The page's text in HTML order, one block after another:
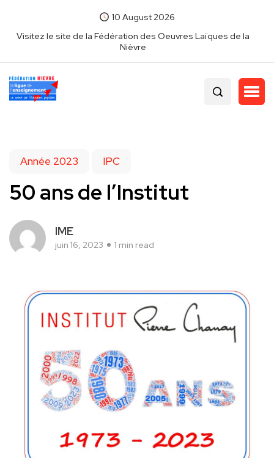
10 August 2026
Visitez le site de la Fédération des Oeuvres Laïques de la
Nièvre
Année 2023 IPC
50 ans de l’Institut
IME
juin 16, 2023 1 min read